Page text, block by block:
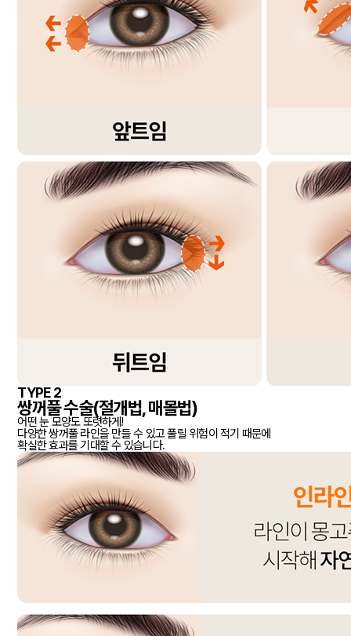
TYPE 2
쌍꺼풀 수술(절개법, 매몰법)
어떤 눈 모양도 또렷하게!
다양한 쌍꺼풀 라인을 만들 수 있고 풀릴 위험이 적기 때문에
확실한 효과를 기대할 수 있습니다.